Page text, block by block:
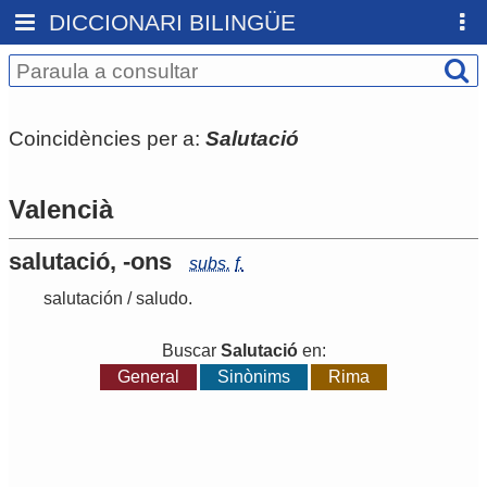
DICCIONARI BILINGÜE
Coincidències per a: Salutació
Valencià
salutació, -ons subs. f.
salutación /saludo.
Buscar Salutacióen:
General
Sinònims Rima